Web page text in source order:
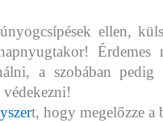
ellen,
Érdemes
a szobában pedig
t, hogy megelőzze a